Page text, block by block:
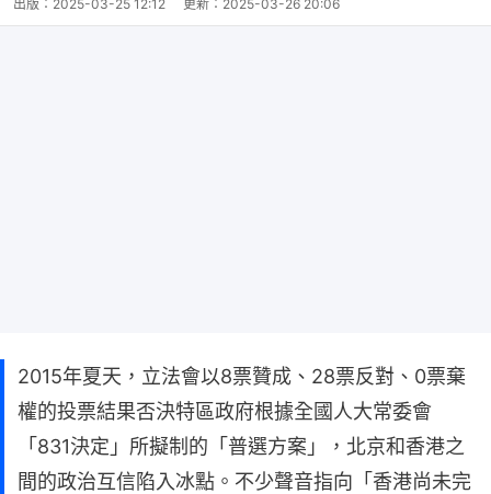
出版： 2025-03-25 12:12 更新： 2025-03-26 20:06
2015年夏天，立法會以8票贊成、28票反對、0票棄
權的投票結果否決特區政府根據全國人大常委會
「831決定」所擬制的「普選方案」，北京和香港之
間的政治互信陷入冰點。不少聲音指向「香港尚未完